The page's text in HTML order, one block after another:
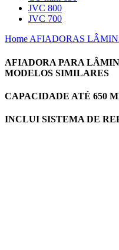
JVC 800
JVC 700
HomeAFIADORAS
AFIADORA PARA
MODELOS SIMILARES
CAPACIDADE ATÉ 650
INCLUI SISTEMA DE